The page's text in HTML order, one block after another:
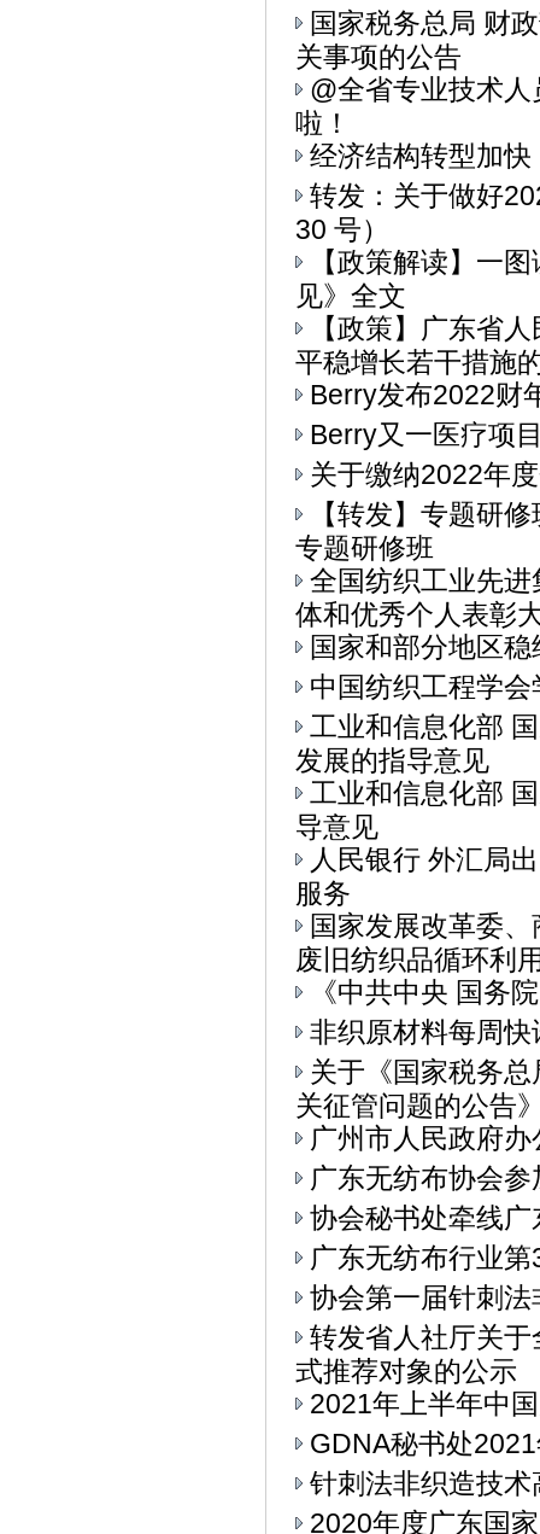
国家税务总局 财
关事项的公告
@全省专业技术
啦！
经济结构转型加
转发：关于做好
30 号）
【政策解读】一
见》全文
【政策】广东省
平稳增长若干措施
Berry发布2022财
Berry又一医疗项
关于缴纳2022年
【转发】专题研
专题研修班
全国纺织工业先
体和优秀个人表彰
国家和部分地区
中国纺织工程学
工业和信息化部
发展的指导意见
工业和信息化部
导意见
人民银行 外汇局
服务
国家发展改革委
废旧纺织品循环利
《中共中央 国务
非织原材料每周快
关于《国家税务
关征管问题的公告
广州市人民政府
广东无纺布协会参
协会秘书处牵线
广东无纺布行业
协会第一届针刺
转发省人社厅关
式推荐对象的公示
2021年上半年中
GDNA秘书处
针刺法非织造技
2020年度广东国